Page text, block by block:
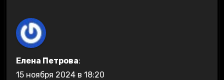
Елена Петрова:
15 ноября 2024 в 18:20